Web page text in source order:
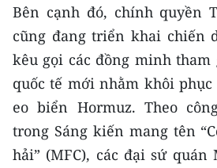
ESPAÑOL
한국어
Bên cạnh đó, chính quyền
cũng đang triển khai chiến
kêu gọi các đồng minh
quốc tế mới nhằm khôi
eo biển Hormuz. Theo
trong Sáng kiến mang tên
hải” (MFC), các đại sứ